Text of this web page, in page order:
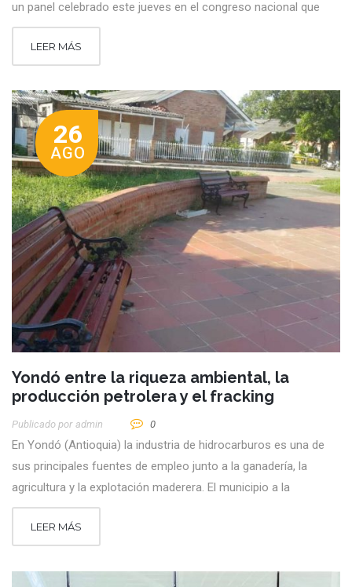
un panel celebrado este jueves en el congreso nacional que
LEER MÁS
26
AGO
Yondó entre la riqueza ambiental, la
producción petrolera y el fracking
Publicado por Admin 0
En Yondó (Antioquia) la industria de hidrocarburos es una de
sus principales fuentes de empleo junto a la ganadería, la
agricultura y la explotación maderera. El municipio a la
LEER MÁS